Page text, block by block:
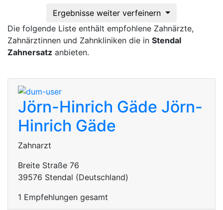
Ergebnisse weiter verfeinern
Die folgende Liste enthält empfohlene Zahnärzte,
Zahnärztinnen und Zahnkliniken die in Stendal
Zahnersatz anbieten.
Jörn-Hinrich Gäde Jörn-
Hinrich Gäde
Zahnarzt
Breite Straße 76
39576 Stendal (Deutschland)
1 Empfehlungen gesamt